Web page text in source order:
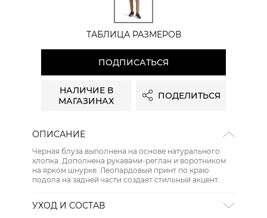
ТАБЛИЦА РАЗМЕРОВ
ПОДПИСАТЬСЯ
НАЛИЧИЕ В
МАГАЗИНАХ
ПОДЕЛИТЬСЯ
ОПИСАНИЕ
Черная блуза выполнена на основе натурального
хлопка. Дополнена рукавами-реглан и воротником
на ярком шнурке. Леопардовый принт по краю
подола на задней части создает стильный акцент.
УХОД И СОСТАВ